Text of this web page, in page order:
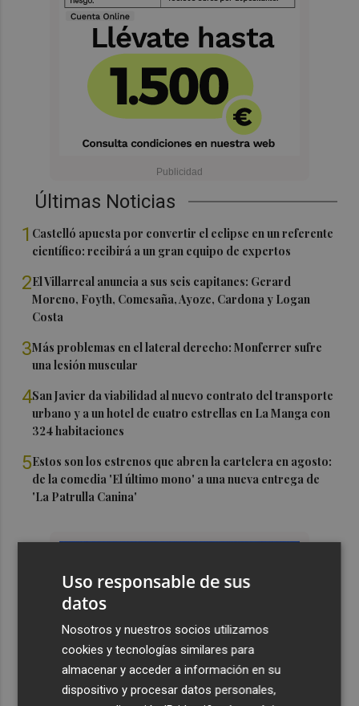
Últimas Noticias
1 Castelló apuesta por convertir el eclipse en un referente
científico: recibirá a un gran equipo de expertos
2El Villarreal anuncia a sus seis capitanes: Gerard
Moreno, Foyth, Comesaña, Ayoze, Cardona y Logan
Costa
3Más problemas en el lateral derecho: Monferrer sufre
una lesión muscular
4San Javier da viabilidad al nuevo contrato del transporte
urbano y a un hotel de cuatro estrellas en La Manga con
324 habitaciones
5Estos son los estrenos que abren la cartelera en agosto:
de la comedia 'El último mono' a una nueva entrega de
'La Patrulla Canina'
Uso responsable de sus
datos
Nosotros y nuestros socios utilizamos
cookies y tecnologías similares para
almacenar y acceder a información en su
dispositivo y procesar datos personales,